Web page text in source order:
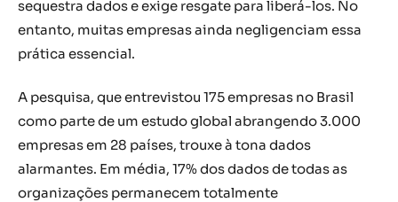
sequestra dados e exige resgate para liberá-los. No
entanto, muitas empresas ainda negligenciam essa
prática essencial.
A pesquisa, que entrevistou 175 empresas no Brasil
como parte de um estudo global abrangendo 3.000
empresas em 28 países, trouxe à tona dados
alarmantes. Em média, 17% dos dados de todas as
organizações permanecem totalmente